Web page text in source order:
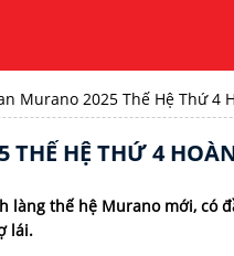
Murano 2025 Thế Hệ Thứ 4
THẾ HỆ THỨ 4
làng thế hệ Murano mới,
lái.